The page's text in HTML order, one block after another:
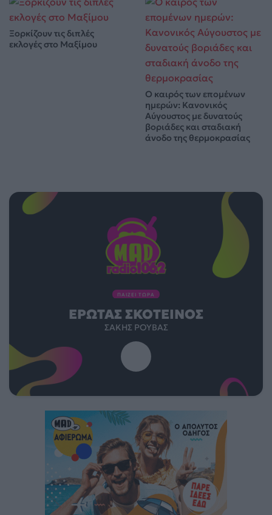
Ξορκίζουν τις διπλές
εκλογές στο Μαξίμου
Ο καιρός των επομένων
ημερών: Κανονικός
Αύγουστος με δυνατούς
βοριάδες και σταδιακή
άνοδο της θερμοκρασίας
ΠΑΙΖΕΙ ΤΩΡΑ
ΈΡΩΤΑΣ ΣΚΟΤΕΙΝΌΣ
ΣΆΚΗΣ ΡΟΥΒΆΣ